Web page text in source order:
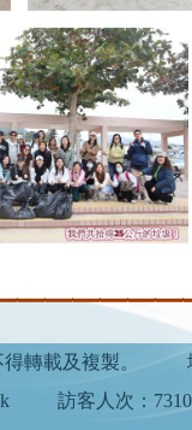
轉載及複製。
訪客人次：